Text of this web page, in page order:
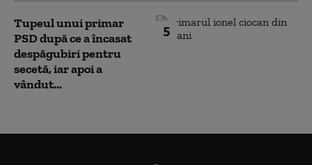
5
Tupeul unui primar
PSD după ce a încasat
despăgubiri pentru
secetă, iar apoi a
vândut...